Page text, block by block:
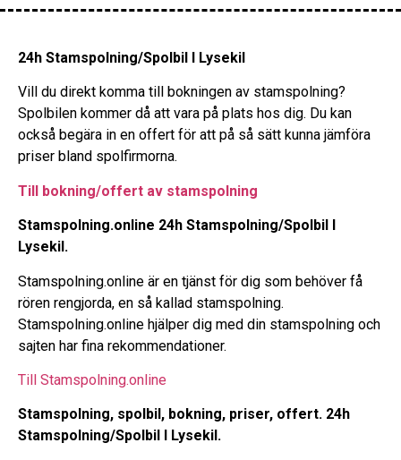
24h Stamspolning/Spolbil I Lysekil
Vill du direkt komma till bokningen av stamspolning?
Spolbilen kommer då att vara på plats hos dig. Du kan
också begära in en offert för att på så sätt kunna jämföra
priser bland spolfirmorna.
Till bokning/offert av stamspolning
Stamspolning.online 24h Stamspolning/Spolbil I
Lysekil.
Stamspolning.online är en tjänst för dig som behöver få
rören rengjorda, en så kallad stamspolning.
Stamspolning.online hjälper dig med din stamspolning och
sajten har fina rekommendationer.
Till Stamspolning.online
Stamspolning, spolbil, bokning, priser, offert. 24h
Stamspolning/Spolbil I Lysekil.